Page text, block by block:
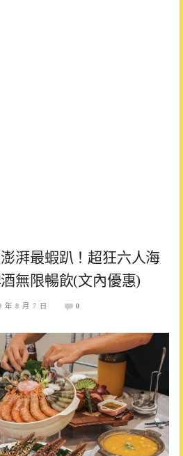
澎湃最蝦趴！超狂六人海
無限暢飲(文內優惠)
年 8 月 7 日 0